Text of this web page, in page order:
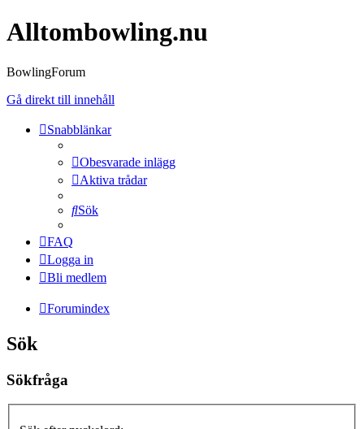
Alltombowling.nu
BowlingForum
Gå direkt till innehåll
Snabblänkar
Obesvarade inlägg
Aktiva trådar
Sök
FAQ
Logga in
Bli medlem
Forumindex
Sök
Sökfråga